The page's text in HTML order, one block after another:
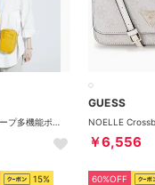
15%
GUESS
￥6,556
60%OFF